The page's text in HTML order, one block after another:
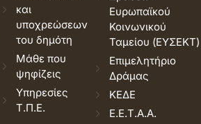
και
υποχρεώσεων
του δημότη
Μάθε που
ψηφίζεις
Υπηρεσίες
Τ.Π.Ε.
Ευρωπαϊκού
Κοινωνικού
Ταμείου (ΕΥΣΕΚΤ)
Επιμελητήριο
Δράμας
ΚΕΔΕ
Ε.Ε.Τ.Α.Α.